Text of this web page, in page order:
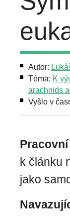
Autor:
Téma: K
arachnids
Vyšlo v
k článku
jako